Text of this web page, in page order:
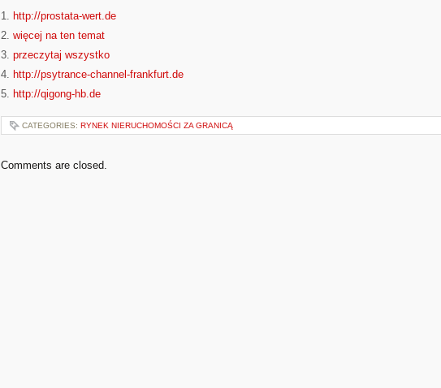
1. http://prostata-wert.de
2. więcej na ten temat
3. przeczytaj wszystko
4. http://psytrance-channel-frankfurt.de
5. http://qigong-hb.de
CATEGORIES: RYNEK NIERUCHOMOŚCI ZA GRANICĄ
Comments are closed.